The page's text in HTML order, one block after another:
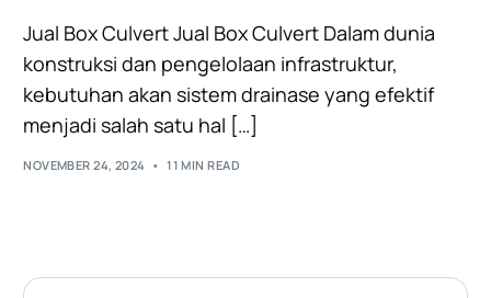
Jual Box Culvert Jual Box Culvert Dalam dunia
konstruksi dan pengelolaan infrastruktur,
kebutuhan akan sistem drainase yang efektif
menjadi salah satu hal […]
NOVEMBER 24, 2024 11 MIN READ